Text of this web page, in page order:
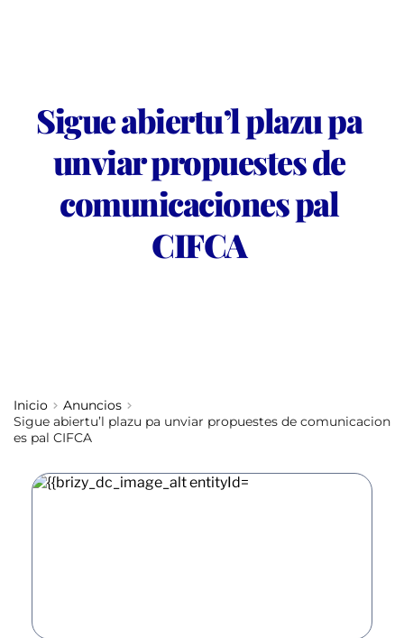
Sigue abiertu’l plazu pa
unviar propuestes de
comunicaciones pal
CIFCA
Inicio
Anuncios
Sigue abiertu’l plazu pa unviar propuestes de comunicacion
es pal CIFCA